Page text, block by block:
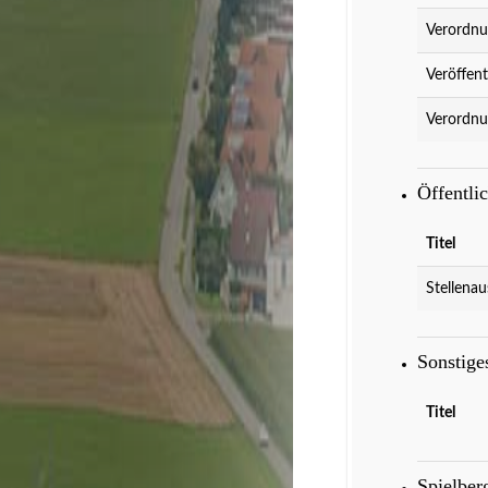
Titel
Titel